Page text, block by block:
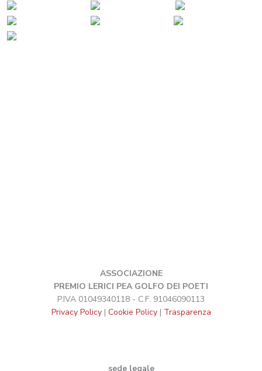
ASSOCIAZIONE
PREMIO LERICI PEA GOLFO DEI POETI
P.IVA 01049340118 - C.F. 91046090113
Privacy Policy| Cookie Policy| Trasparenza
sede legale